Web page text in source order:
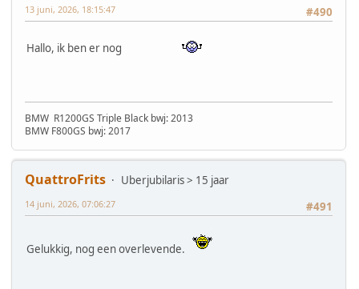
#490
13 juni, 2026, 18:15:47
Hallo, ik ben er nog
BMW R1200GS Triple Black bwj: 2013
BMW F800GS bwj: 2017
QuattroFrits
Uberjubilaris > 15 jaar
#491
14 juni, 2026, 07:06:27
Gelukkig, nog een overlevende.